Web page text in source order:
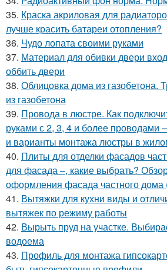
35. Краска акриловая для
лучше красить батареи отопления?
36. Чудо лопата своими руками
37. Материал для обивки двери
оббить двери
38. Облицовка дома из газобетона.
из газобетона
39. Провода в люстре. Как
руками с 2, 3, 4 и более
и варианты монтажа люстры в
40. Плиты для отделки фасадов
для фасада –, какие выбрать?
оформления фасада частного дома
41. Вытяжки для кухни виды и
вытяжек по режиму работы
42. Вырыть пруд на участке.
водоема
43. Профиль для монтажа